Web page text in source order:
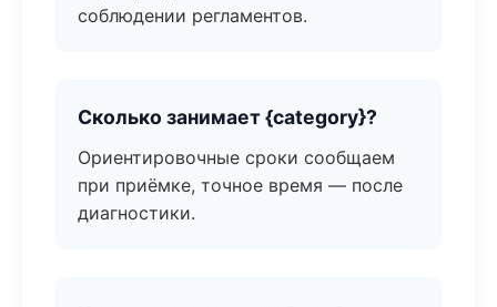
соблюдении регламентов.
Сколько занимает {category}?
Ориентировочные сроки сообщаем
при приёмке, точное время — после
диагностики.